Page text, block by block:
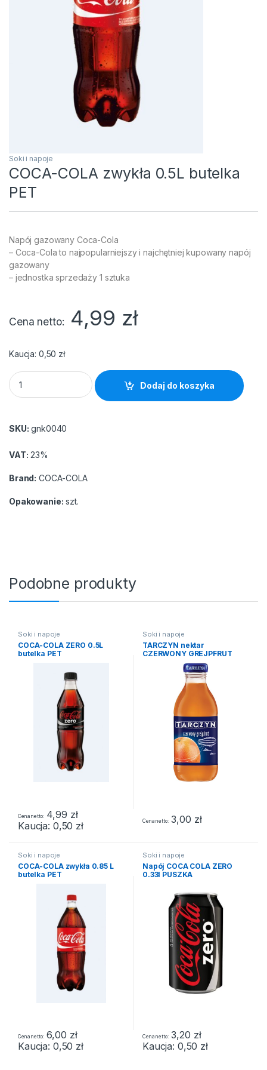
Soki i napoje
COCA-COLA zwykła 0.5L butelka
PET
Napój gazowany Coca-Cola
– Coca-Cola to najpopularniejszy i najchętniej kupowany napój
gazowany
– jednostka sprzedaży 1 sztuka
Cena netto 4,99 zł
Kaucja: 0,50 zł
COCA-COLA zwykła 0.5L butelka PET quantity
Dodaj do koszyka
SKU: gnk0040
VAT: 23%
Brand: COCA-COLA
Opakowanie: szt.
Podobne produkty
Soki i napoje
COCA-COLA ZERO 0.5L
butelka PET
Cena netto 4,99 zł
Kaucja: 0,50 zł
Soki i napoje
TARCZYN nektar
CZERWONY GREJPFRUT
300ml butelka szkło
Cena netto 3,00 zł
Soki i napoje
COCA-COLA zwykła 0.85 L
butelka PET
Cena netto 6,00 zł
Kaucja: 0,50 zł
Soki i napoje
Napój COCA COLA ZERO
0.33l PUSZKA
Cena netto 3,20 zł
Kaucja: 0,50 zł